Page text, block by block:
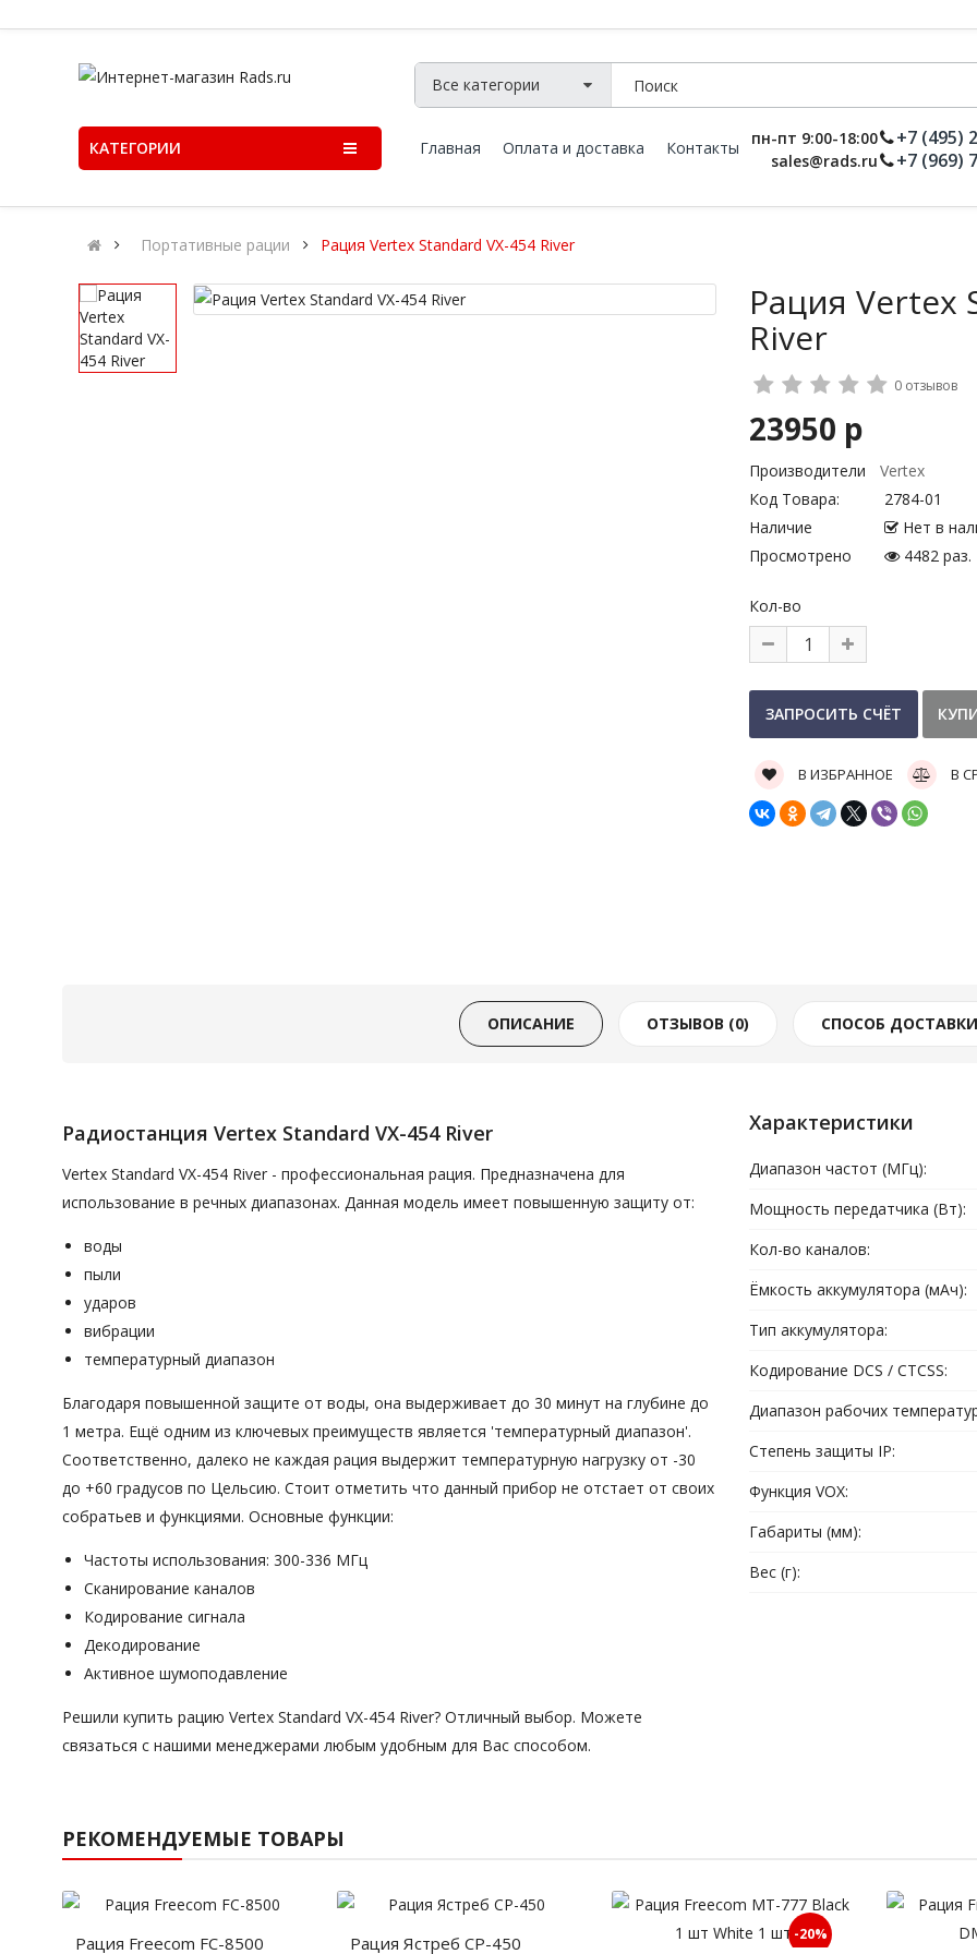
КАТЕГОРИИ Главная Оплата и доставка Контакты
пн-пт 9:00-18:00
sales@rads.ru
+7 (495)
+7 (969)
Портативные рации Рация Vertex Standard VX-454 River
Рация Vertex
River
0 отзывов
23950 р
Производители
Vertex
Код Товара:
2784-01
Наличие
Нет в
Просмотрено
4482 раз.
Кол-во
В ИЗБРАННОЕ В
ОПИСАНИЕ ОТЗЫВОВ (0) СПОСОБ ДОСТАВКИ
Радиостанция Vertex Standard VX-454 River
Vertex Standard VX-454 River - профессиональная рация. Предназначена для
использование в речных диапазонах. Данная модель имеет повышенную защиту от:
воды
пыли
ударов
вибрации
температурный диапазон
Благодаря повышенной защите от воды, она выдерживает до 30 минут на глубине до
1 метра. Ещё одним из ключевых преимуществ является 'температурный диапазон'.
Соответственно, далеко не каждая рация выдержит температурную нагрузку от -30
до +60 градусов по Цельсию. Стоит отметить что данный прибор не отстает от своих
собратьев и функциями. Основные функции:
Частоты использования: 300-336 МГц
Сканирование каналов
Кодирование сигнала
Декодирование
Активное шумоподавление
Решили купить рацию Vertex Standard VX-454 River? Отличный выбор. Можете
связаться с нашими менеджерами любым удобным для Вас способом.
Характеристики
Диапазон частот (МГц):
Мощность передатчика (Вт):
Кол-во каналов:
Ёмкость аккумулятора (мАч):
Тип аккумулятора:
Кодирование DCS / CTCSS:
Диапазон рабочих
Степень защиты IP:
Функция VOX:
Габариты (мм):
Вес (г):
РЕКОМЕНДУЕМЫЕ ТОВАРЫ
Рация Freecom FC-8500 Рация Ястреб СР-450 -20%